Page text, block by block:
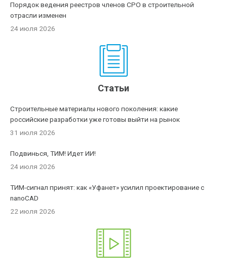
Порядок ведения реестров членов СРО в строительной
отрасли изменен
24 июля 2026
Статьи
Строительные материалы нового поколения: какие
российские разработки уже готовы выйти на рынок
31 июля 2026
Подвинься, ТИМ! Идет ИИ!
24 июля 2026
ТИМ-сигнал принят: как «Уфанет» усилил проектирование с
nanoCAD
22 июля 2026